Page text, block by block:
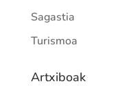
Sagastia
Turismoa
Artxiboak